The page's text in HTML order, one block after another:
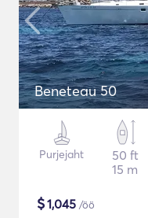
Beneteau 50
Purjejaht
50 ft
15 m
$1,045 /öö